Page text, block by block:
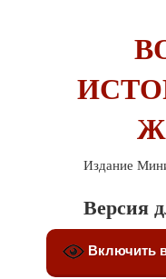
Издание
Версия
Включить